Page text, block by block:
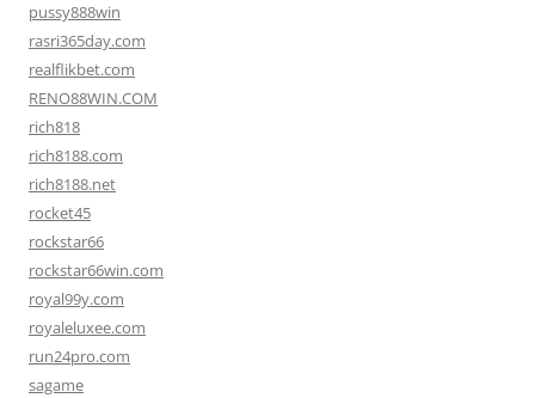
pussy888win
rasri365day.com
realflikbet.com
RENO88WIN.COM
rich818
rich8188.com
rich8188.net
rocket45
rockstar66
rockstar66win.com
royal99y.com
royaleluxee.com
run24pro.com
sagame